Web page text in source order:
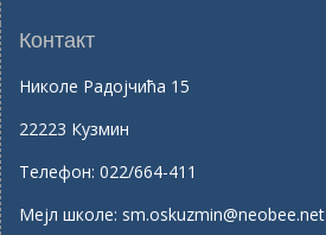
Контакт
Николе Радојчића 15
22223 Кузмин
Телефон: 022/664-411
Mејл школе: sm.oskuzmin@neobee.net